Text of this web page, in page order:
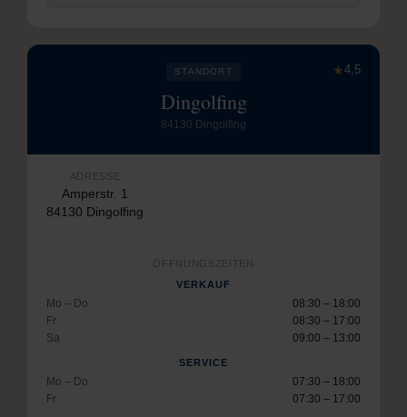
★4,5
STANDORT
Dingolfing
84130 Dingolfing
ADRESSE
Amperstr. 1
84130 Dingolfing
ÖFFNUNGSZEITEN
VERKAUF
Mo – Do
08:30 – 18:00
Fr
08:30 – 17:00
Sa
09:00 – 13:00
SERVICE
Mo – Do
07:30 – 18:00
Fr
07:30 – 17:00